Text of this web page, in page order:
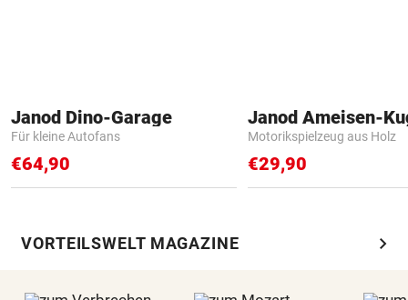
Janod Dino-Garage
Für kleine Autofans
€64,90
Janod Ameisen-
Motorikspielzeug aus Holz
€29,90
VORTEILSWELT MAGAZINE chevron_right